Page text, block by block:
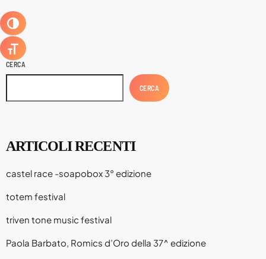
ATTIVA/DISATTIVA ALTO CONTRASTO
ATTIVA/DISATTIVA DIMENSIONE TESTO
Agosto 2026
Luglio 2026
Maggio 2026
Gennaio 2026
Dicembre 2025
Novembre 2025
Ottobre 2025
Settembre 2025
CERCA
CERCA
ARTICOLI RECENTI
castel race -soapobox 3° edizione
totem festival
triven tone music festival
Paola Barbato, Romics d’Oro della 37^ edizione